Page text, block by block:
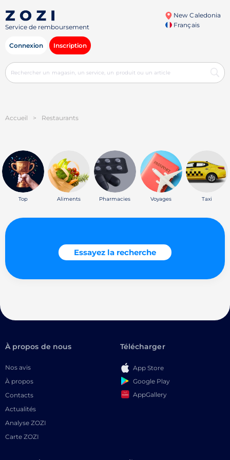
Service de remboursement
New Caledonia
Français
Connexion Inscription
Accueil > Restaurants
Top Aliments Pharmacies Voyages Taxi
Essayez la recherche
À propos de nous
Nos avis
À propos
Contacts
Actualités
Analyse ZOZI
Carte ZOZI
Télécharger
App Store
Google Play
AppGallery